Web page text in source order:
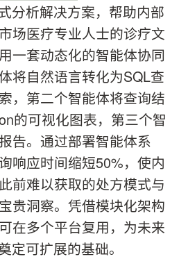
分析解决方案，帮助内部
场医疗专业人士的诊疗文
一套动态化的智能体协同
将自然语言转化为SQL查
，第二个智能体将查询结
的可视化图表，第三个智
告。通过部署智能体系
响应时间缩短50%，使内
前难以获取的处方模式与
贵洞察。凭借模块化架构
在多个平台复用，为未来
定可扩展的基础。